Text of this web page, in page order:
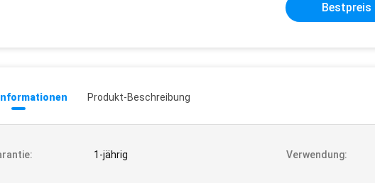
Bestpreis
Produkt-Beschreibung
1-jährig Verwendung: